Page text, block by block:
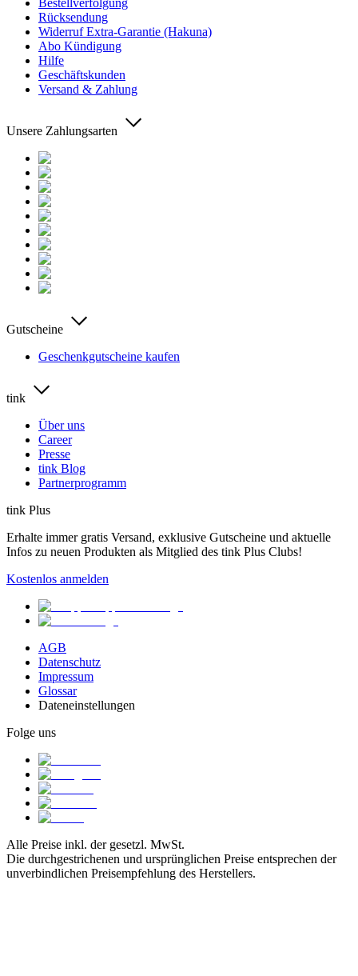
Rücksendung
Widerruf Extra-Garantie (Hakuna)
Abo Kündigung
Hilfe
Geschäftskunden
Versand & Zahlung
Unsere Zahlungsarten
Gutscheine
Geschenkgutscheine kaufen
tink
Über uns
Career
Presse
tink Blog
Partnerprogramm
tink Plus
Erhalte immer gratis Versand, exklusive Gutscheine und aktuelle
Infos zu neuen Produkten als Mitglied des tink Plus Clubs!
Kostenlos anmelden
AGB
Datenschutz
Impressum
Glossar
Dateneinstellungen
Folge uns
Alle Preise inkl. der gesetzl. MwSt.
Die durchgestrichenen und ursprünglichen Preise entsprechen der
unverbindlichen Preisempfehlung des Herstellers.